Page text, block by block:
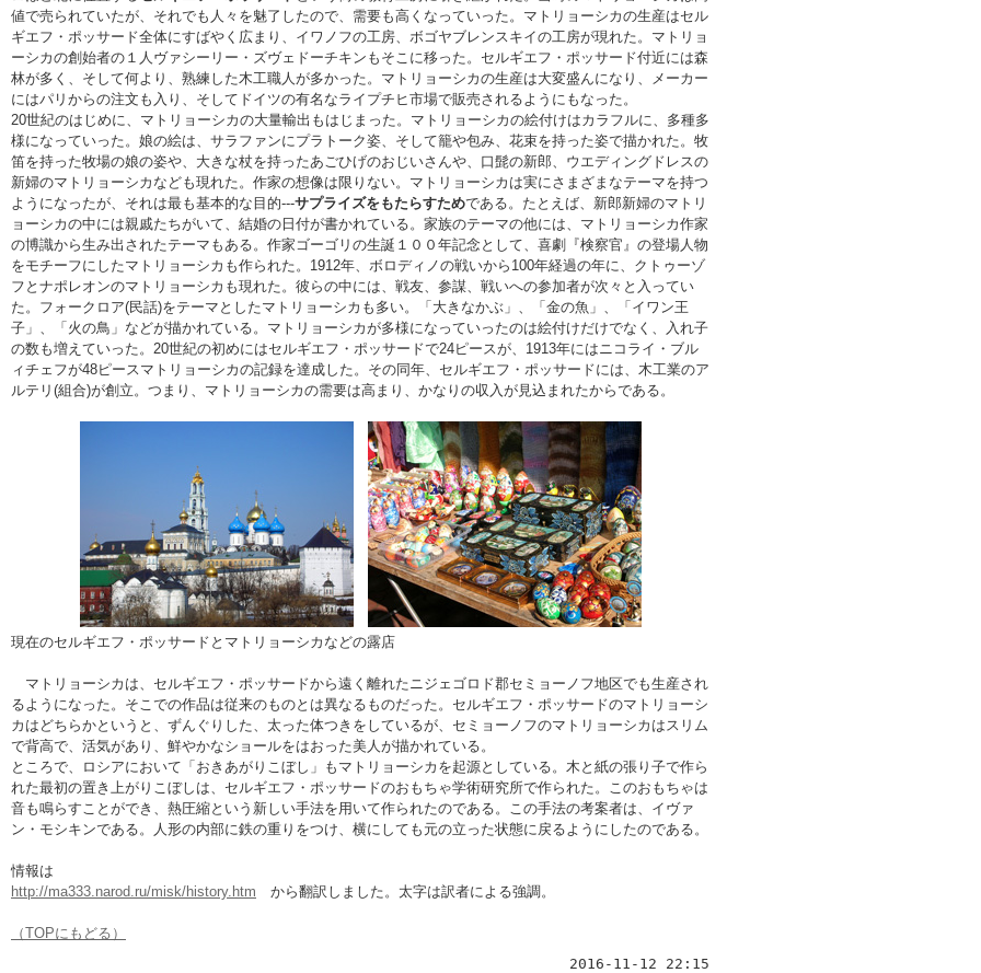
値で売られていたが、それでも人々を魅了したので、需要も高くなっていった。マトリョーシカの生産はセル
ギエフ・ポッサード全体にすばやく広まり、イワノフの工房、ボゴヤブレンスキイの工房が現れた。マトリョ
ーシカの創始者の１人ヴァシーリー・ズヴェドーチキンもそこに移った。セルギエフ・ポッサード付近には森
林が多く、そして何より、熟練した木工職人が多かった。マトリョーシカの生産は大変盛んになり、メーカー
にはパリからの注文も入り、そしてドイツの有名なライプチヒ市場で販売されるようにもなった。
20世紀のはじめに、マトリョーシカの大量輸出もはじまった。マトリョーシカの絵付けはカラフルに、多種多
様になっていった。娘の絵は、サラファンにプラトーク姿、そして籠や包み、花束を持った姿で描かれた。牧
笛を持った牧場の娘の姿や、大きな杖を持ったあごひげのおじいさんや、口髭の新郎、ウエディングドレスの
新婦のマトリョーシカなども現れた。作家の想像は限りない。マトリョーシカは実にさまざまなテーマを持つ
ようになったが、それは最も基本的な目的---サプライズをもたらすためである。たとえば、新郎新婦のマトリ
ョーシカの中には親戚たちがいて、結婚の日付が書かれている。家族のテーマの他には、マトリョーシカ作家
の博識から生み出されたテーマもある。作家ゴーゴリの生誕１００年記念として、喜劇『検察官』の登場人物
をモチーフにしたマトリョーシカも作られた。1912年、ボロディノの戦いから100年経過の年に、クトゥーゾ
フとナポレオンのマトリョーシカも現れた。彼らの中には、戦友、参謀、戦いへの参加者が次々と入ってい
た。フォークロア(民話)をテーマとしたマトリョーシカも多い。「大きなかぶ」、「金の魚」、「イワン王
子」、「火の鳥」などが描かれている。マトリョーシカが多様になっていったのは絵付けだけでなく、入れ子
の数も増えていった。20世紀の初めにはセルギエフ・ポッサードで24ピースが、1913年にはニコライ・ブル
ィチェフが48ピースマトリョーシカの記録を達成した。その同年、セルギエフ・ポッサードには、木工業のア
ルテリ(組合)が創立。つまり、マトリョーシカの需要は高まり、かなりの収入が見込まれたからである。
現在のセルギエフ・ポッサードとマトリョーシカなどの露店
マトリョーシカは、セルギエフ・ポッサードから遠く離れたニジェゴロド郡セミョーノフ地区でも生産され
るようになった。そこでの作品は従来のものとは異なるものだった。セルギエフ・ポッサードのマトリョーシ
カはどちらかというと、ずんぐりした、太った体つきをしているが、セミョーノフのマトリョーシカはスリム
で背高で、活気があり、鮮やかなショールをはおった美人が描かれている。
ところで、ロシアにおいて「おきあがりこぼし」もマトリョーシカを起源としている。木と紙の張り子で作ら
れた最初の置き上がりこぼしは、セルギエフ・ポッサードのおもちゃ学術研究所で作られた。このおもちゃは
音も鳴らすことができ、熱圧縮という新しい手法を用いて作られたのである。この手法の考案者は、イヴァ
ン・モシキンである。人形の内部に鉄の重りをつけ、横にしても元の立った状態に戻るようにしたのである。
情報は
http://ma333.narod.ru/misk/history.htm から翻訳しました。太字は訳者による強調。
（TOPにもどる）
2016-11-12 22:15